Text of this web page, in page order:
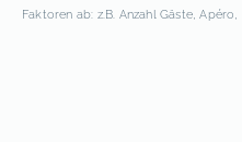
Faktoren ab: z.B. Anzahl Gäste,